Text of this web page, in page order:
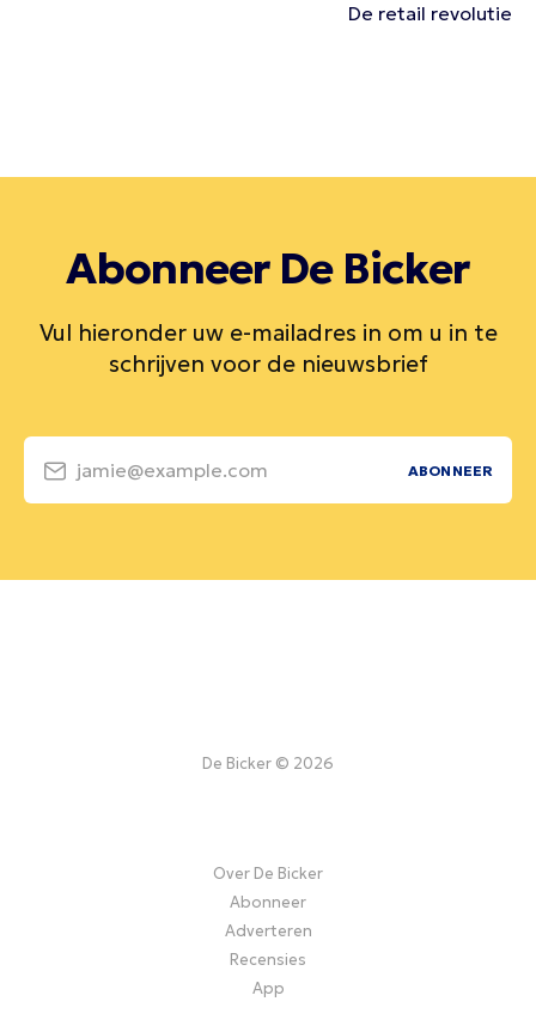
De retail revolutie
Abonneer De Bicker
Vul hieronder uw e-mailadres in om u in te
schrijven voor de nieuwsbrief
jamie@example.com ABONNEER
De Bicker © 2026
Over De Bicker
Abonneer
Adverteren
Recensies
App